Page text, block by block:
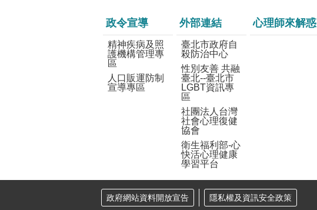
政令宣導
精神疾病及照
護機構管理專
區
人口販運防制
宣導專區
外部連結
臺北市政府自
殺防治中心
性別友善 共融
臺北--臺北市
LGBT資訊專
區
社團法人台灣
社會心理復健
協會
衛生福利部-心
快活心理健康
學習平台
心理師來解惑
政府網站資料開放宣告 隱私權及資訊安全政策